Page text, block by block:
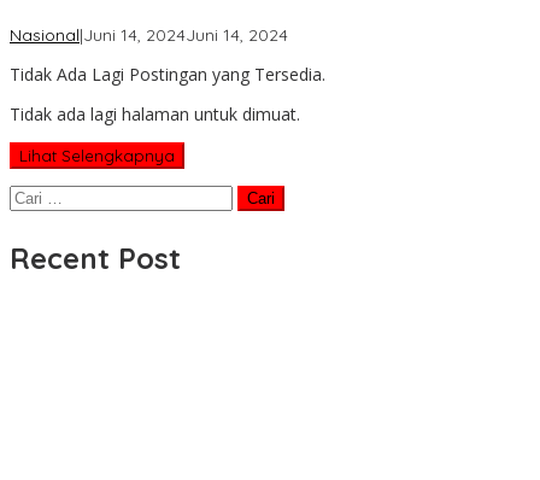
Nasional|Juni 14, 2024Juni 14, 2024oleh
KPK
Tidak Ada Lagi Postingan yang Tersedia.
Tidak ada lagi halaman untuk dimuat.
Lihat Selengkapnya
Cari
untuk:
Recent Post